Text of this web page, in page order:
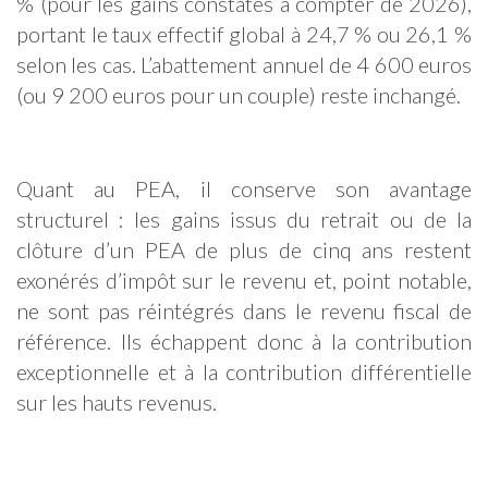
portant le taux effectif global à 24,7 % ou 26,1 %
selon les cas. L’abattement annuel de 4 600 euros
(ou 9 200 euros pour un couple) reste inchangé.
Quant au PEA, il conserve son avantage
structurel : les gains issus du retrait ou de la
clôture d’un PEA de plus de cinq ans restent
exonérés d’impôt sur le revenu et, point notable,
ne sont pas réintégrés dans le revenu fiscal de
référence. Ils échappent donc à la contribution
exceptionnelle et à la contribution différentielle
sur les hauts revenus.